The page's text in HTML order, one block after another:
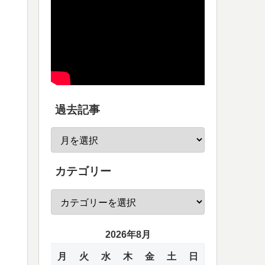
過去記事
カテゴリー
2026年8月
月 火 水 木 金 土 日